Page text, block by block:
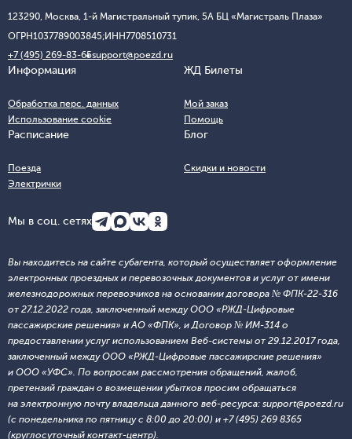
123290, Москва, 1-й Магистральный тупик, 5А БЦ «Магистраль Плаза»
ОГРН1037789003845;ИНН7708510731
+7 (495) 269-83-65support@poezd.ru
Информация
Обработка перс. данных
Использование cookie
ЖД Билеты
Мой заказ
Помощь
Расписание
Поезда
Электрички
Блог
Скидки и новости
Мы в соц. сетях
Вы находитесь на сайте субагента, который осуществляет оформление
электронных проездных и перевозочных документов и услуг от имени
железнодорожных перевозчиков на основании договора № ФПК-22-316
от 27.12.2022 года, заключенный между ООО «РЖД-Цифровые
пассажирские решения» и АО «ФПК», и Договор № ИМ-314 о
предоставлении услуг использованием Веб-системы от 29.12.2017 года,
заключенный между ООО «РЖД-Цифровые пассажирские решения»
и ООО «УФС». По вопросам рассмотрения обращений, жалоб,
претензий граждан о возмещении убытков просим обращаться
на электронную почту владельца данного веб-ресурса: support@poezd.ru
(с понедельника по пятницу с 8:00 до 20:00) и +7 (495) 269 8365
(круглосуточный контакт-центр).